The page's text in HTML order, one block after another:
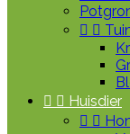
 
  Huisdier
 